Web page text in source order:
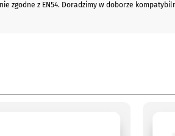
zgodne z EN54. Doradzimy w doborze